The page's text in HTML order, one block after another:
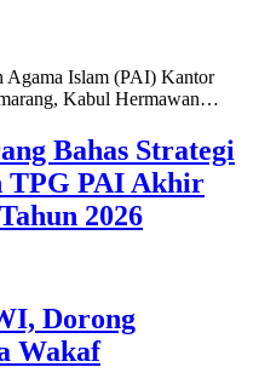
Agama Islam (PAI) Kantor
Kabul Hermawan…
Bahas Strategi
TPG PAI Akhir
2026
Dorong
Wakaf